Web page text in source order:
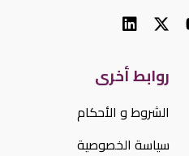
روابط أخرى
الشروط و الأحكام
سياسة الخصوصية